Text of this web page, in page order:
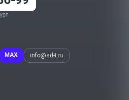
MAX info@sd-t.ru